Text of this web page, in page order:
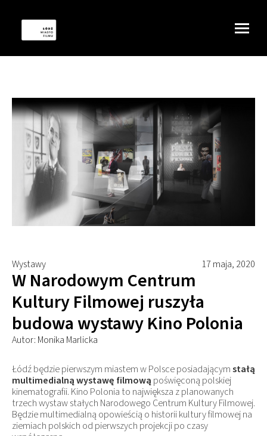
Wystawy 17 maja, 2020
W Narodowym Centrum
Kultury Filmowej ruszyła
budowa wystawy Kino Polonia
Autor: Monika Marlicka
Łódź będzie pierwszym miastem w Polsce posiadającymstałą
multimedialną wystawę filmowąpoświęconą polskiej
kinematografii. Kino Polonia to największa z planowanych
trzech wystaw stałych Narodowego Centrum Kultury Filmowej.
Będzie multimedialną opowieścią o historii kultury filmowej na
ziemiach polskich od pierwszych projekcji po czasy